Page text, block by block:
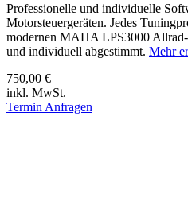
Professionelle und individuelle
Motorsteuergeräten. Jedes
modernen MAHA LPS3000
und individuell abgestimmt. Mehr
750,00 €
inkl. MwSt.
Termin Anfragen